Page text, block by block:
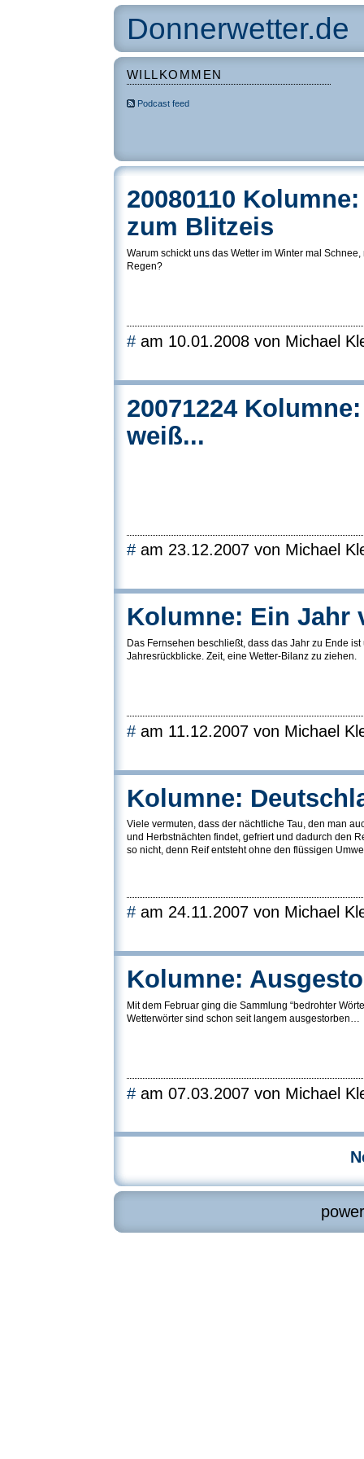
Donnerwetter.de
WILLKOMMEN
Podcast feed
20080110
zum Blitzeis
Warum schickt uns das Wetter im Winter mal
Regen?
# am 10.01.2008 von Michael
20071224
weiß...
# am 23.12.2007 von Michael
Kolumne: Ein Jahr
Das Fernsehen beschließt, dass das Jahr zu Ende
Jahresrückblicke. Zeit, eine Wetter-Bilanz zu ziehen.
# am 11.12.2007 von Michael
Kolumne:
Viele vermuten, dass der nächtliche Tau, den man
und Herbstnächten findet, gefriert und dadurch den
so nicht, denn Reif entsteht ohne den flüssigen
# am 24.11.2007 von Michael
Kolumne:
Mit dem Februar ging die Sammlung “bedrohter
Wetterwörter sind schon seit langem ausgestorben…
# am 07.03.2007 von Michael